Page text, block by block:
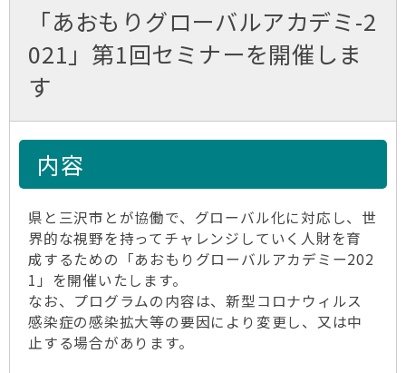
「あおもりグローバルアカデミ-2
021」第1回セミナーを開催しま
す
内容
県と三沢市とが協働で、グローバル化に対応し、世
界的な視野を持ってチャレンジしていく人財を育
成するための「あおもりグローバルアカデミー202
1」を開催いたします。
なお、プログラムの内容は、新型コロナウィルス
感染症の感染拡大等の要因により変更し、又は中
止する場合があります。